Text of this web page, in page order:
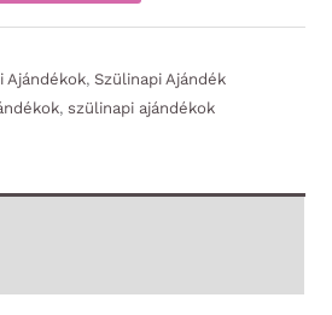
Ajándékok,Szülinapi Ajándék
,szülinapi ajándékok